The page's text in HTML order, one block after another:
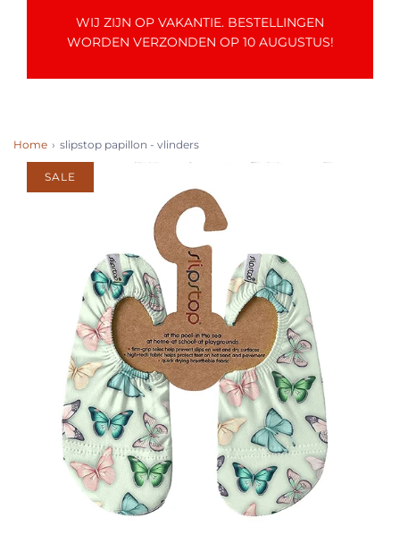
WIJ ZIJN OP VAKANTIE. BESTELLINGEN
WORDEN VERZONDEN OP 10 AUGUSTUS!
Home › slipstop papillon - vlinders
SALE